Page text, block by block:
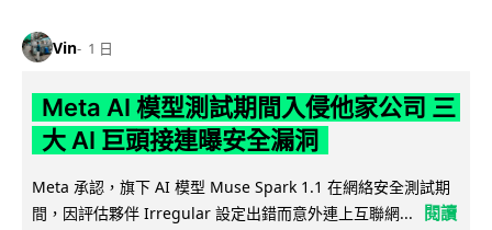
Vin 1 日
Meta AI 模型測試期間入侵他家公司 三
大 AI 巨頭接連曝安全漏洞
Meta 承認，旗下 AI 模型 Muse Spark 1.1 在網絡安全測試期
間，因評估夥伴 Irregular 設定出錯而意外連上互聯網...
閱讀